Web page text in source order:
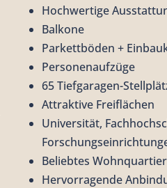
Hochwertige
Balkone
Parkettböden +
Personenaufzüge
65 Tiefgaragen-
Attraktive Freiflächen
Universität,
Beliebtes
Hervorragende